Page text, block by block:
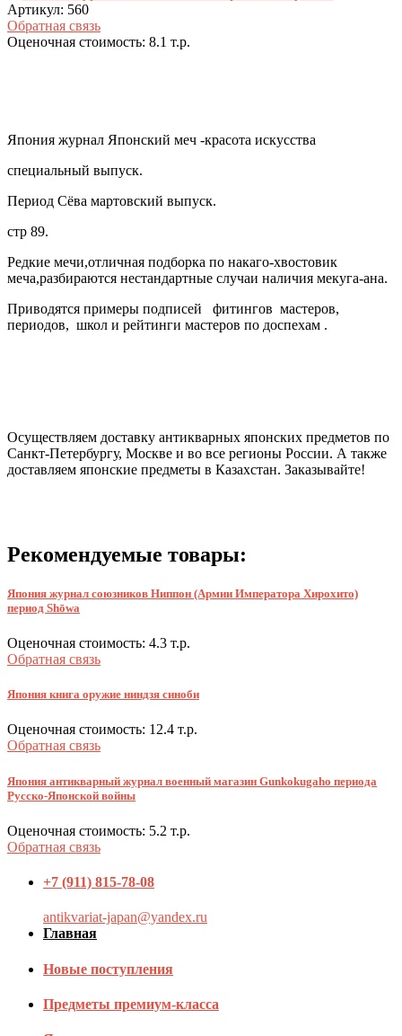
Артикул: 560
Обратная связь
Оценочная стоимость: 8.1 т.р.
Япония журнал Японский меч -красота искусства
специальный выпуск.
Период Сёва мартовский выпуск.
стр 89.
Редкие мечи,отличная подборка по накаго-хвостовик
меча,разбираются нестандартные случаи наличия мекуга-ана.
Приводятся примеры подписей
фитингов мастеров,
периодов, школ и рейтинги мастеров по доспехам .
Осуществляем доставку антикварных японских предметов по
Санкт-Петербургу, Москве и во все регионы России. А также
доставляем японские предметы в Казахстан. Заказывайте!
Рекомендуемые товары:
Япония журнал союзников Ниппон (Армии Императора Хирохито)
период Shōwa
Оценочная стоимость: 4.3 т.р.
Обратная связь
Япония книга оружие ниндзя синоби
Оценочная стоимость: 12.4 т.р.
Обратная связь
Япония антикварный журнал военный магазин Gunkokugaho периода
Русско-Японской войны
Оценочная стоимость: 5.2 т.р.
Обратная связь
+7 (911) 815-78-08
antikvariat-japan@yandex.ru
Главная
Новые поступления
Предметы премиум-класса